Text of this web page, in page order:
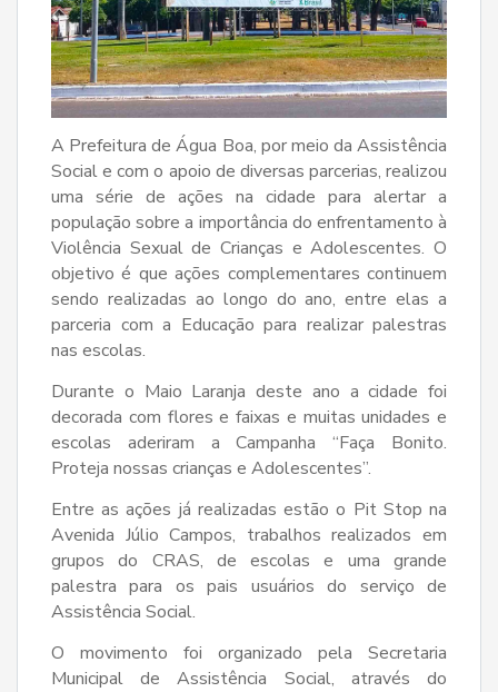
A Prefeitura de Água Boa, por meio da Assistência
Social e com o apoio de diversas parcerias, realizou
uma série de ações na cidade para alertar a
população sobre a importância do enfrentamento à
Violência Sexual de Crianças e Adolescentes. O
objetivo é que ações complementares continuem
sendo realizadas ao longo do ano, entre elas a
parceria com a Educação para realizar palestras
nas escolas.
Durante o Maio Laranja deste ano a cidade foi
decorada com flores e faixas e muitas unidades e
escolas aderiram a Campanha “Faça Bonito.
Proteja nossas crianças e Adolescentes”.
Entre as ações já realizadas estão o Pit Stop na
Avenida Júlio Campos, trabalhos realizados em
grupos do CRAS, de escolas e uma grande
palestra para os pais usuários do serviço de
Assistência Social.
O movimento foi organizado pela Secretaria
Municipal de Assistência Social, através do